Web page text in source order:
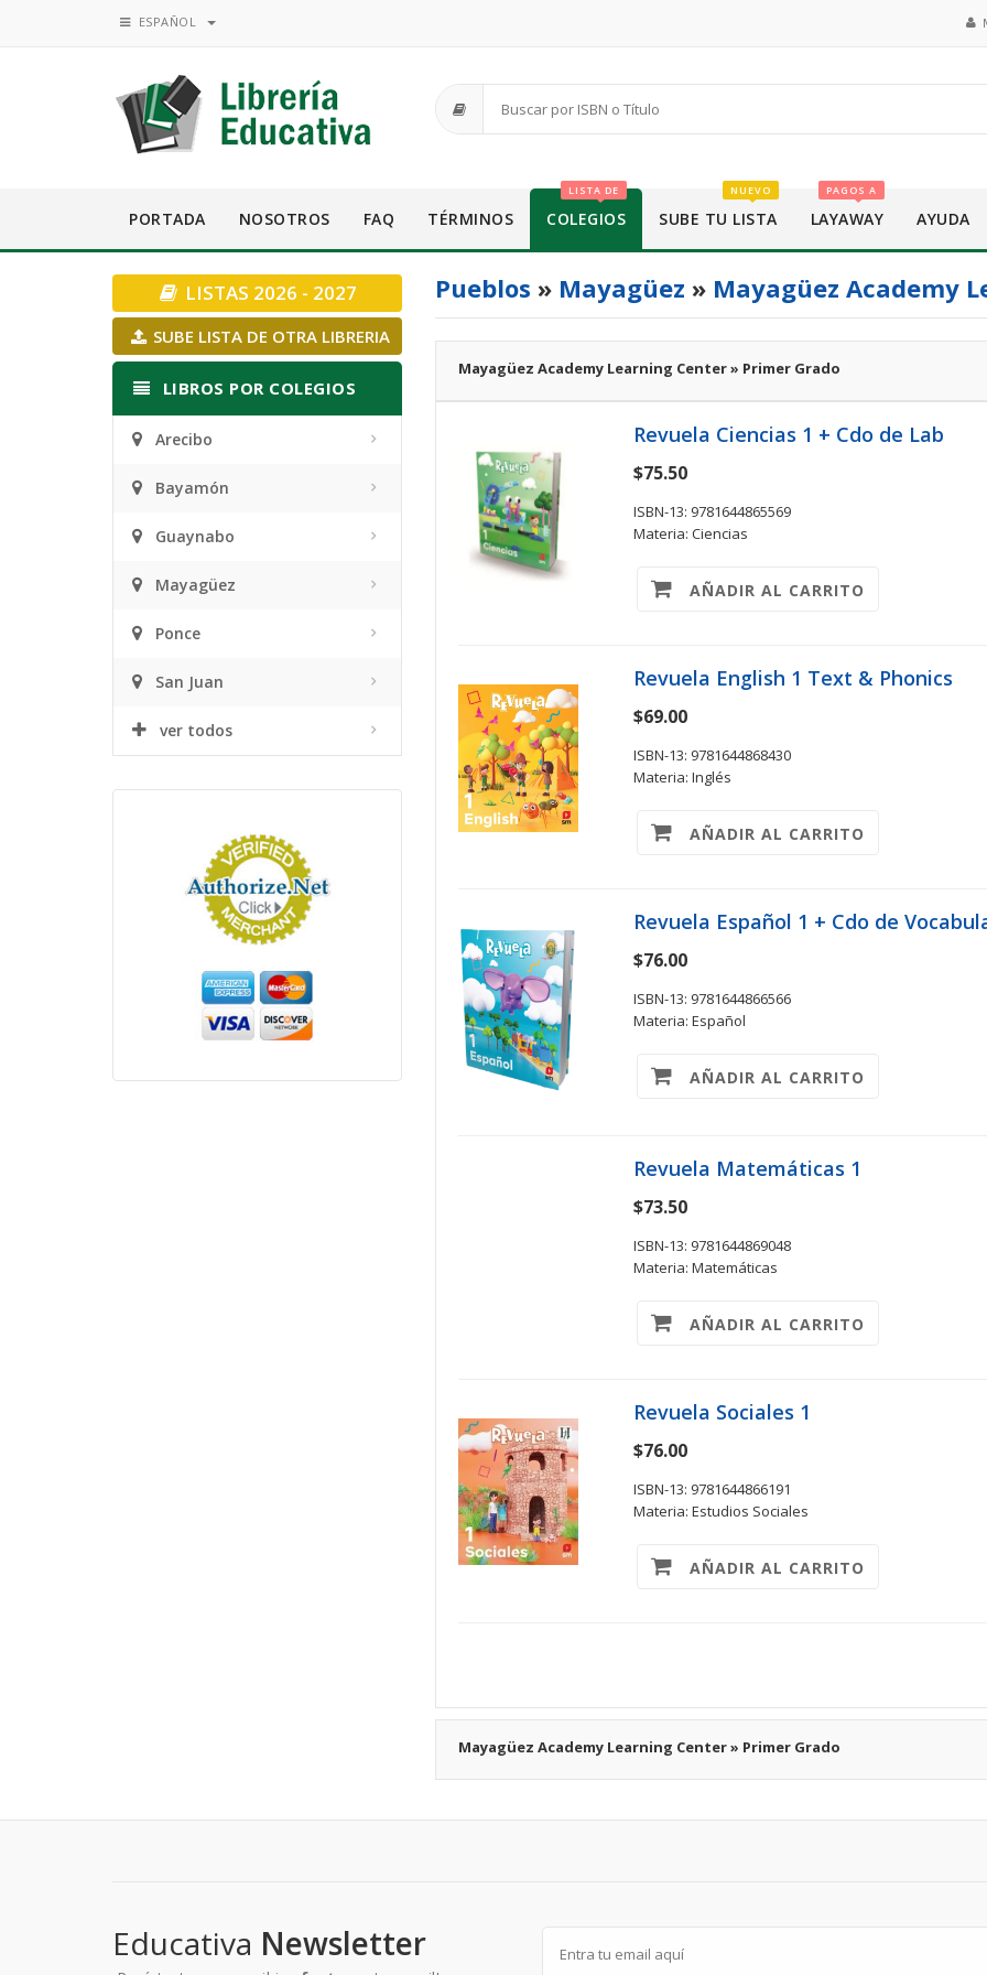
ESPAÑOL
PORTADA NOSOTROS FAQ TÉRMINOS COLEGIOS
LISTA DE
SUBE TU LISTA
NUEVO
LAYAWAY
PAGOS A
AYUDA
LISTAS 2026 - 2027
SUBE LISTA DE OTRA LIBRERIA
LIBROS POR COLEGIOS
Arecibo
Bayamón
Guaynabo
Mayagüez
Ponce
San Juan
ver todos
Pueblos » Mayagüez » Mayagüez Academy
Mayagüez Academy Learning Center » Primer Grado
Revuela Ciencias 1 + Cdo de Lab
$75.50
ISBN-13: 9781644865569
Materia: Ciencias
AÑADIR AL CARRITO
Revuela English 1 Text & Phonics
$69.00
ISBN-13: 9781644868430
Materia: Inglés
AÑADIR AL CARRITO
Revuela Español 1 + Cdo de
$76.00
ISBN-13: 9781644866566
Materia: Español
AÑADIR AL CARRITO
Revuela Matemáticas 1
$73.50
ISBN-13: 9781644869048
Materia: Matemáticas
AÑADIR AL CARRITO
Revuela Sociales 1
$76.00
ISBN-13: 9781644866191
Materia: Estudios Sociales
AÑADIR AL CARRITO
Mayagüez Academy Learning Center » Primer Grado
Educativa Newsletter